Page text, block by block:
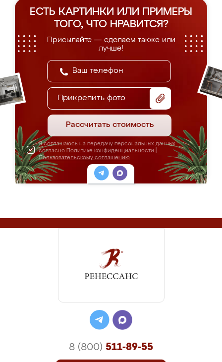
ЕСТЬ КАРТИНКИ ИЛИ ПРИМЕРЫ
ТОГО, ЧТО НРАВИТСЯ?
Присылайте — сделаем также или
лучше!
Прикрепить фото
Рассчитать стоимость
Я соглашаюсь на передачу персональных данных
согласно Политике конфиденциальности
Пользовательскому соглашению
8 (800) 511-89-55